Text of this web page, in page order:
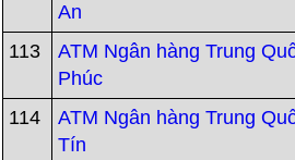
An
113
ATM Ngân hàng Trung
Phúc
114
ATM Ngân hàng Trung
Tín